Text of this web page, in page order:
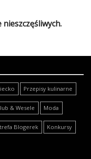
nieszczęśliwych.
Przepisy kulinarne
& Wesele Moda
Blogerek Konkursy